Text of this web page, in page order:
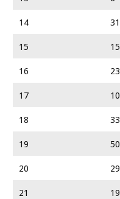
14
31
15
15
16
23
17
10
18
33
19
50
20
29
21
19